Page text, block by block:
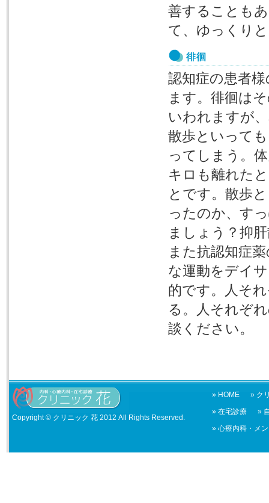
善することも
て、ゆっくり
徘徊
認知症の患者
ます。徘徊は
いわれますが
散歩といって
ってしまう。
キロも離れた
とです。散歩
ったのか、す
ましょう？抑
また抗認知症
な運動をデイ
的です。人そ
る。人それぞ
談ください。
Copyright © クリニック 花 2012 All Rights Reserved.
» HOME
» ク
» 在宅診療
»
» 心療内科・メ